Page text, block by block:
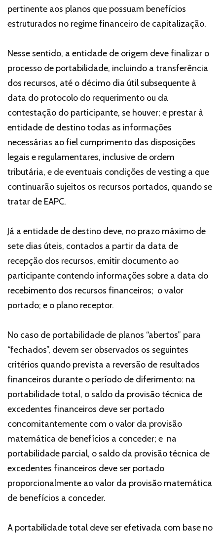
pertinente aos planos que possuam benefícios
estruturados no regime financeiro de capitalização.
Nesse sentido, a entidade de origem deve finalizar o
processo de portabilidade, incluindo a transferência
dos recursos, até o décimo dia útil subsequente à
data do protocolo do requerimento ou da
contestação do participante, se houver; e prestar à
entidade de destino todas as informações
necessárias ao fiel cumprimento das disposições
legais e regulamentares, inclusive de ordem
tributária, e de eventuais condições de vesting a que
continuarão sujeitos os recursos portados, quando se
tratar de EAPC.
Já a entidade de destino deve, no prazo máximo de
sete dias úteis, contados a partir da data de
recepção dos recursos, emitir documento ao
participante contendo informações sobre a data do
recebimento dos recursos financeiros; o valor
portado; e o plano receptor.
No caso de portabilidade de planos “abertos” para
“fechados”, devem ser observados os seguintes
critérios quando prevista a reversão de resultados
financeiros durante o período de diferimento: na
portabilidade total, o saldo da provisão técnica de
excedentes financeiros deve ser portado
concomitantemente com o valor da provisão
matemática de benefícios a conceder; e na
portabilidade parcial, o saldo da provisão técnica de
excedentes financeiros deve ser portado
proporcionalmente ao valor da provisão matemática
de benefícios a conceder.
A portabilidade total deve ser efetivada com base no